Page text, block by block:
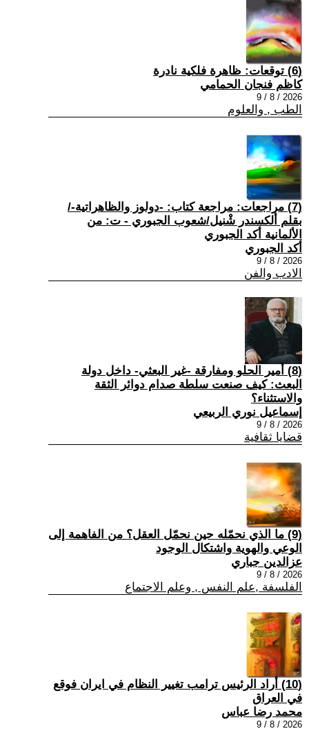
(6) توقعات: ظاهرة فلكية نادرة
كاظم فنجان الحمامي
2026 / 8 / 9
الطب , والعلوم
(7) مراجعات: مراجعة كتاب: -دولوز والظاهراتية-/
بقلم ألكسندر شْنيل/شعوب الجبوري - ت: من
الألمانية أكد الجبوري
أكد الجبوري
2026 / 8 / 9
الادب والفن
(8) أمير الحلو ومفارقة -غير البعثي- داخل دولة
البعث: كيف صنعت سلطة صدام دوائر الثقة
والاستثناء؟
إسماعيل نوري الربيعي
2026 / 8 / 9
قضايا ثقافية
(9) ما الذي نحمّله حين نحمّل العقل؟ من الفاهمة إلى
الوعي والهوية واشتكال الوجود
عزالدين جباري
2026 / 8 / 9
الفلسفة ,علم النفس , وعلم الاجتماع
(10) أراد الرئيس ترامب تغيير النظام في ايران فوقع
في العراق
محمد رضا عباس
2026 / 8 / 9